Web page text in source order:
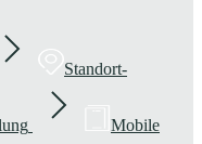
Standort-
Mobile